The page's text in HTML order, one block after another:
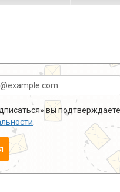
вы